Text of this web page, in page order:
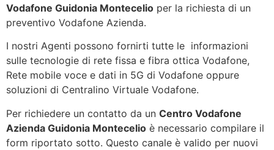
Vodafone Guidonia Montecelio per la richiesta di un
preventivo Vodafone Azienda.
I nostri Agenti possono fornirti tutte le informazioni
sulle tecnologie di rete fissa e fibra ottica Vodafone,
Rete mobile voce e dati in 5G di Vodafone oppure
soluzioni di Centralino Virtuale Vodafone.
Per richiedere un contatto da un Centro Vodafone
Azienda Guidonia Montecelio è necessario compilare il
form riportato sotto. Questo canale è valido per nuovi